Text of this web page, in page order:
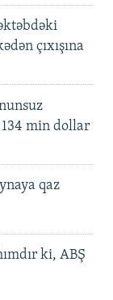
çıxışına
min dollar
qaz
ki, ABŞ